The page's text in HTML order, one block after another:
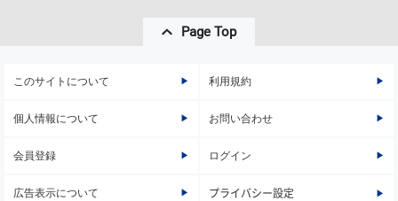
Page Top
このサイトについて 利用規約
個人情報について お問い合わせ
会員登録 ログイン
広告表示について プライバシー設定